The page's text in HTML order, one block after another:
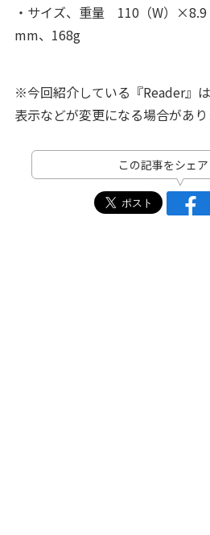
・サイズ、重量 110（W）×8.9
mm、168g
※今回紹介している『Reader』
表示などが変更になる場合があり
この記事をシェ